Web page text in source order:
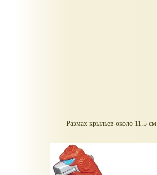
Размах крыльев около 11.5 см.